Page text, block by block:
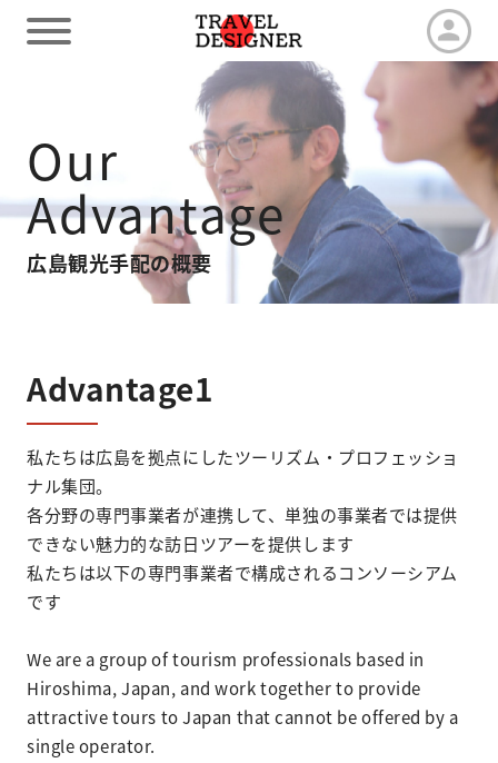
HOME
Our Advantage
Tour by duration
Latest News
Contact us
Our
Advantage
広島観光手配の概要
Advantage1
私たちは広島を拠点にしたツーリズム・プロフェッショ
ナル集団。
各分野の専門事業者が連携して、単独の事業者では提供
できない魅力的な訪日ツアーを提供します
私たちは以下の専門事業者で構成されるコンソーシアム
です
We are a group of tourism professionals based in
Hiroshima, Japan, and work together to provide
attractive tours to Japan that cannot be offered by a
single operator.